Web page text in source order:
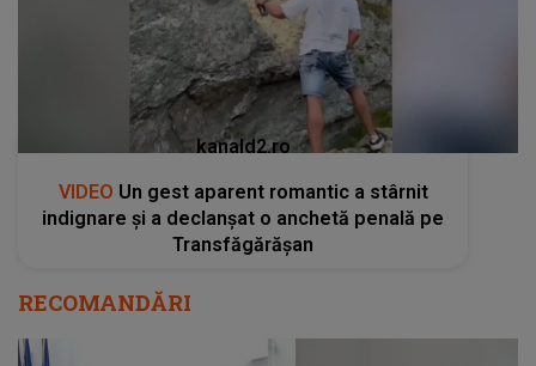
kanald2.ro
VIDEO Un gest aparent romantic a stârnit
indignare și a declanșat o anchetă penală pe
Transfăgărășan
RECOMANDĂRI